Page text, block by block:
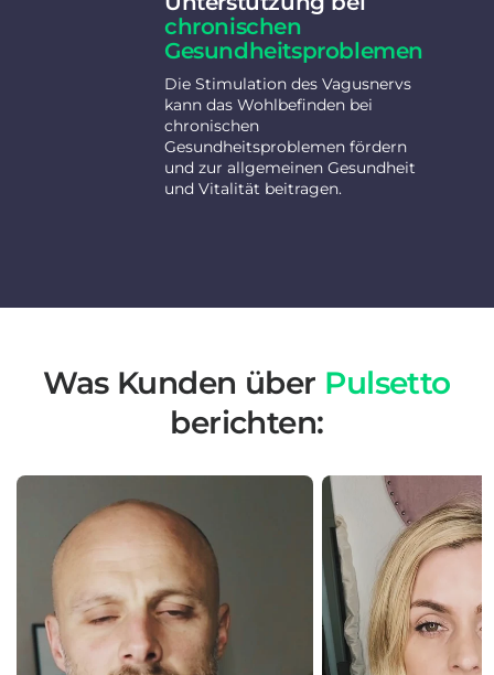
chronischen
Gesundheitsproblemen
Die Stimulation des Vagusnervs
kann das Wohlbefinden bei
chronischen
Gesundheitsproblemen fördern
und zur allgemeinen Gesundheit
und Vitalität beitragen.
Was Kunden über Pulsetto
berichten: